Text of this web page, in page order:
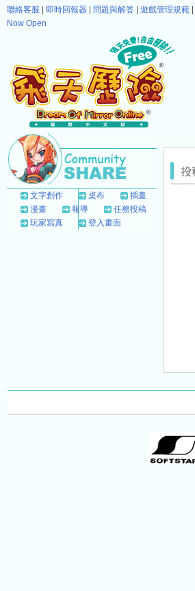
聯絡客服
即時回報器 問題與解答 遊戲管理規範
Now Open
文字創作 桌布
插畫
漫畫
報導
任務投稿
玩家寫真
登入畫面